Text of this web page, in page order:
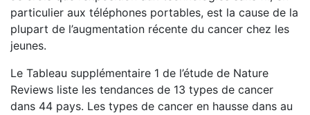
particulier aux téléphones portables, est la cause de la
plupart de l’augmentation récente du cancer chez les
jeunes.
Le Tableau supplémentaire 1 de l’étude de Nature
Reviews liste les tendances de 13 types de cancer
dans 44 pays. Les types de cancer en hausse dans au